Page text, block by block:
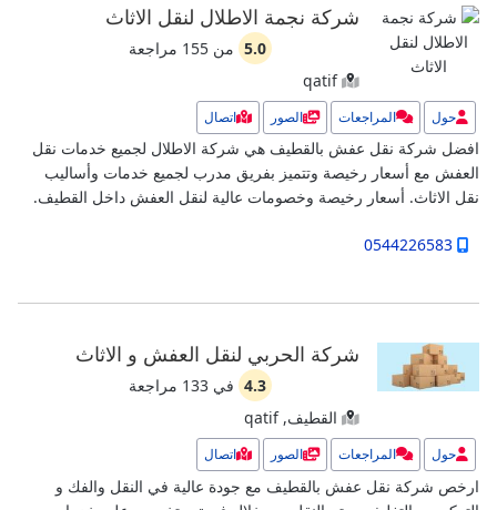
شركة نجمة الاطلال لنقل الاثاث
5.0 من 155 مراجعة
qatif
حول المراجعات الصور اتصال
افضل شركة نقل عفش بالقطيف هي شركة الاطلال لجميع خدمات نقل
العفش مع أسعار رخيصة وتتميز بفريق مدرب لجميع خدمات وأساليب
نقل الاثاث. أسعار رخيصة وخصومات عالية لنقل العفش داخل القطيف.
0544226583
شركة الحربي لنقل العفش و الاثاث
4.3 في 133 مراجعة
القطيف, qatif
حول المراجعات الصور اتصال
ارخص شركة نقل عفش بالقطيف مع جودة عالية في النقل والفك و